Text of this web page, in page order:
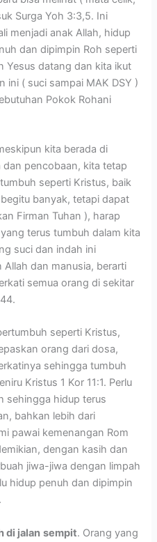
Surga Yoh 3:3,5. Ini
menjadi anak Allah, hidup
dan dipimpin Roh seperti
Yesus datang dan kita ikut
ini ( suci sampai MAK DSY )
Pokok Rohani
kita berada di
pencobaan, kita tetap
seperti Kristus, baik
banyak, tetapi dapat
Firman Tuhan ), harap
terus tumbuh dalam kita
suci dan indah ini
dan manusia, berarti
semua orang di sekitar
seperti Kristus,
orang dari dosa,
sehingga tumbuh
Kristus 1 Kor 11:1. Perlu
sehingga hidup terus
bahkan lebih dari
pawai kemenangan Rom
dengan kasih dan
jiwa-jiwa dengan limpah
hidup penuh dan dipimpin
di jalan sempit. Orang yang